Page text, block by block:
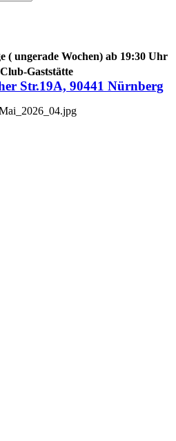
( ungerade Wochen) ab 19:30 Uhr
Gaststätte
Str.19A, 90441 Nürnberg